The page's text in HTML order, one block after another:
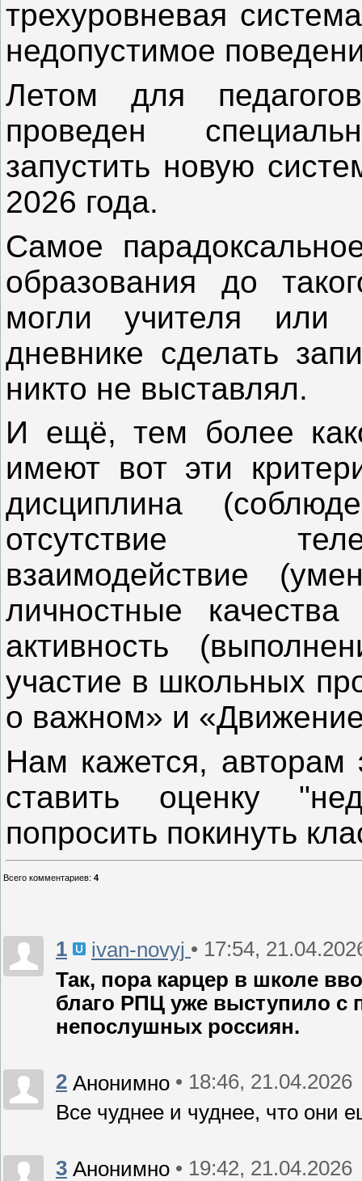
трехуровневая
недопустимое
Летом для
проведен
запустить новую
2026 года.
Самое
образования до
могли учителя или
дневнике сделать
никто не выставлял.
И ещё, тем более
имеют вот эти
дисциплина
отсутствие
взаимодействие
личностные качества
активность
участие в школьных
о важном» и
Нам кажется, авторам
ставить оценку
попросить покинуть
Всего комментариев: 4
1 ivan-novyj • 17:54,
Так, пора карцер в школе
благо РПЦ уже выступило с
непослушных россиян.
2 Анонимно • 18:46, 21.04.2026
Все чуднее и чуднее, что они
3 Анонимно • 19:42, 21.04.2026